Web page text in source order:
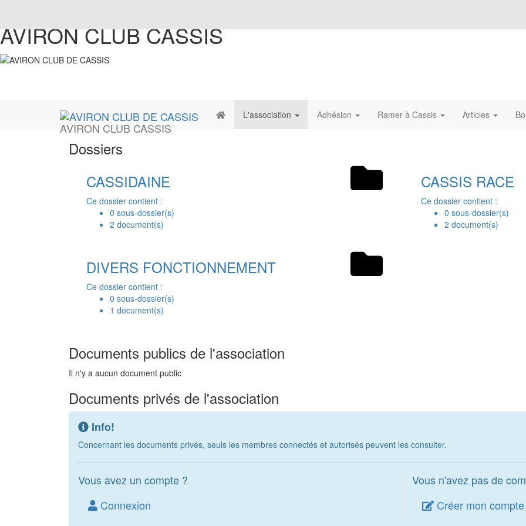
AVIRON CLUB CASSIS
AVIRON CLUB CASSIS
L'association Adhésion Ramer à Cassis Articles
Dossiers
CASSIDAINE
Ce dossier contient :
0 sous-dossier(s)
2 document(s)
CASSIS RACE
Ce dossier contient :
0 sous-dossier(s)
2 document(s)
DIVERS FONCTIONNEMENT
Ce dossier contient :
0 sous-dossier(s)
1 document(s)
Documents publics de l'association
Il n'y a aucun document public
Documents privés de l'association
Info!
Concernant les documents privés, seuls les membres connectés et autorisés peuvent les consulter.
Vous avez un compte ?
Connexion
Vous n'avez pas de
Créer mon compte